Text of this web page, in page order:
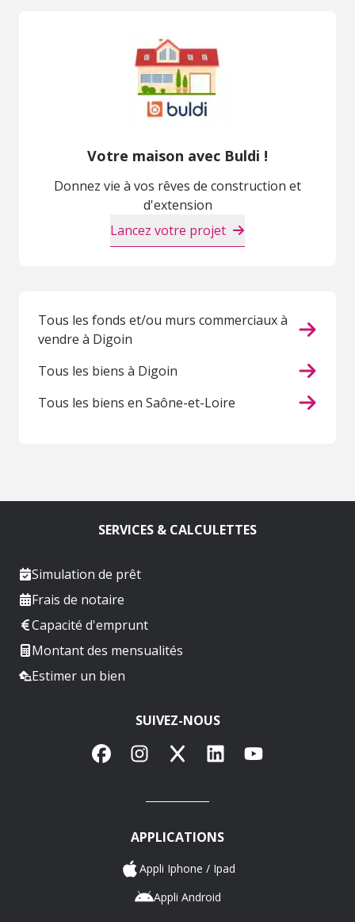
Votre maison avec Buldi !
Donnez vie à vos rêves de construction et
d'extension
Lancez votre projet
Tous les fonds et/ou murs commerciaux à
vendre à Digoin
Tous les biens à Digoin
Tous les biens en Saône-et-Loire
SERVICES & CALCULETTES
Simulation de prêt
Frais de notaire
Capacité d'emprunt
Montant des mensualités
Estimer un bien
SUIVEZ-NOUS
FacebookInstagram
X LinkedInYouTube
APPLICATIONS
Appli Iphone / Ipad
Appli Android